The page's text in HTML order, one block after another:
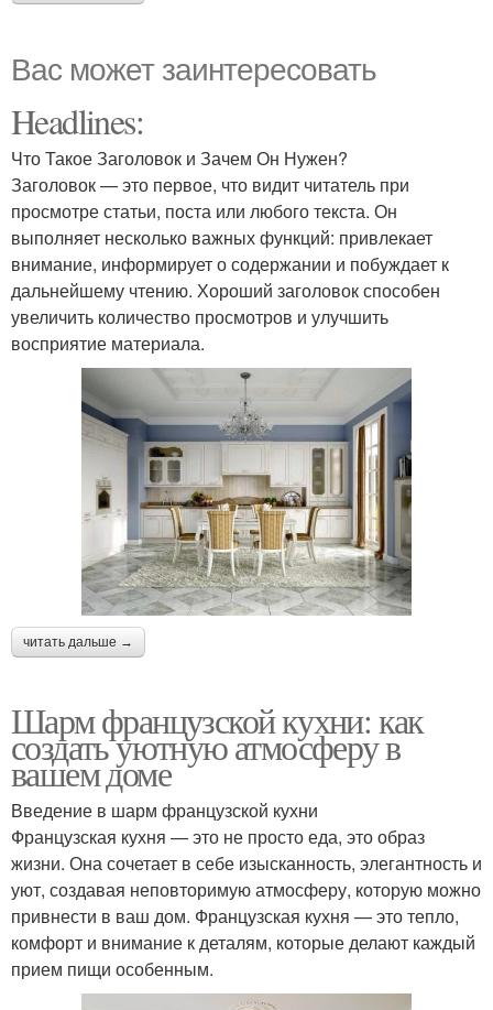
Вас может заинтересовать
Headlines:
Что Такое Заголовок и Зачем Он Нужен?
Заголовок — это первое, что видит читатель при
просмотре статьи, поста или любого текста. Он
выполняет несколько важных функций: привлекает
внимание, информирует о содержании и побуждает к
дальнейшему чтению. Хороший заголовок способен
увеличить количество просмотров и улучшить
восприятие материала.
читать дальше →
Шарм французской кухни: как
создать уютную атмосферу в
вашем доме
Введение в шарм французской кухни
Французская кухня — это не просто еда, это образ
жизни. Она сочетает в себе изысканность, элегантность и
уют, создавая неповторимую атмосферу, которую можно
привнести в ваш дом. Французская кухня — это тепло,
комфорт и внимание к деталям, которые делают каждый
прием пищи особенным.